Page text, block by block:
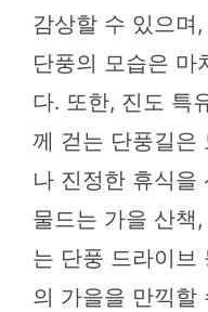
감상할 수 있으며
단풍의 모습은 마
다. 또한, 진도 특
께 걷는 단풍길은
나 진정한 휴식을
물드는 가을 산책
는 단풍 드라이브
의 가을을 만끽할